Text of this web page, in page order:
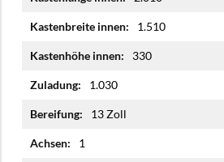
1.510
330
1.030
13 Zoll
1